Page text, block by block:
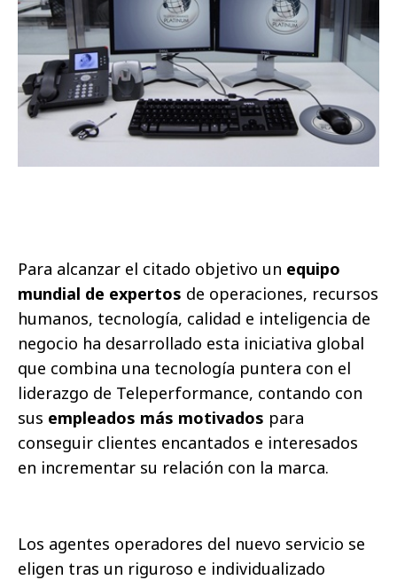
Para alcanzar el citado objetivo un equipo
mundial de expertos de operaciones, recursos
humanos, tecnología, calidad e inteligencia de
negocio ha desarrollado esta iniciativa global
que combina una tecnología puntera con el
liderazgo de Teleperformance, contando con
sus empleados más motivados para
conseguir clientes encantados e interesados
en incrementar su relación con la marca.
Los agentes operadores del nuevo servicio se
eligen tras un riguroso e individualizado